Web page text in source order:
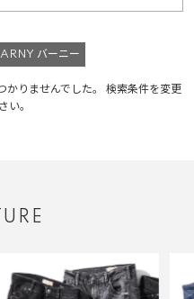
バーニー
かりませんでした。 検索条件を変更
い。